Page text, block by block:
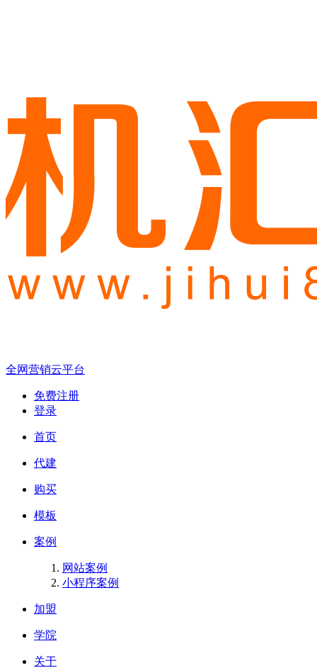
全网营销云平台
免费注册
登录
首页
代建
购买
模板
案例
网站案例
小程序案例
加盟
学院
关于